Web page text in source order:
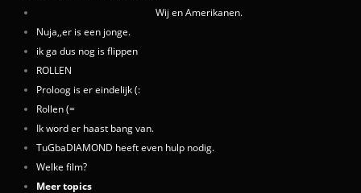
Wij en Amerikanen.
Nuja,,er is een jonge.
ik ga dus nog is flippen
ROLLEN
Proloog is er eindelijk (:
Rollen (=
Ik word er haast bang van.
TuGbaDIAMOND heeft even hulp nodig.
Welke film?
Meer topics